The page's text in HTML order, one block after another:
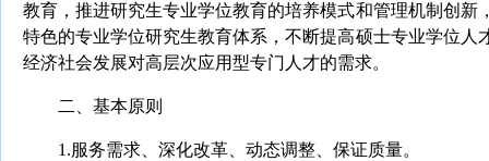
教育，推进研究生专业学位教育的培养模式和管理机制创新
特色的专业学位研究生教育体系，不断提高硕士专业学位人
经济社会发展对高层次应用型专门人才的需求。
二、基本原则
1.服务需求、深化改革、动态调整、保证质量。